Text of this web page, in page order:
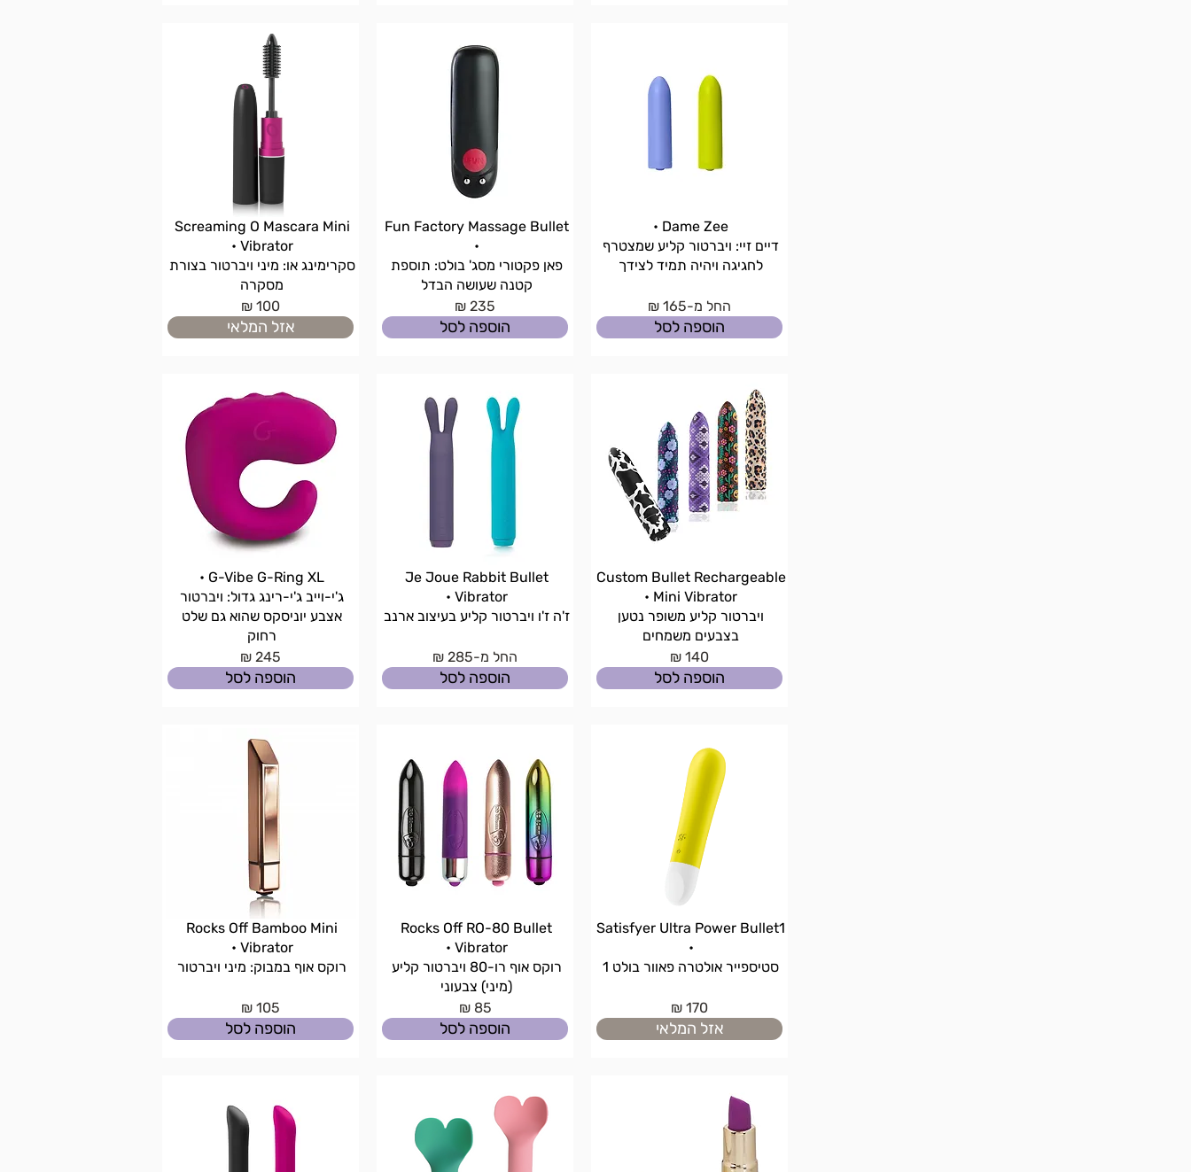
Dame Zee •
דיים זיי: ויברטור קליע שמצטרף
לחגיגה ויהיה תמיד לצידך
החל מ-165 ₪
הוספה לסל
Custom Bullet Rechargeable
Mini Vibrator •
ויברטור קליע משופר נטען
בצבעים משמחים
140 ₪
הוספה לסל
Satisfyer Ultra Power Bullet1
•
סטיספייר אולטרה פאוור בולט 1
170 ₪
אזל המלאי
Fun Factory Massage Bullet
•
פאן פקטורי מסג' בולט: תוספת
קטנה שעושה הבדל
235 ₪
הוספה לסל
Je Joue Rabbit Bullet
Vibrator •
ז'ה ז'ו ויברטור קליע בעיצוב ארנב
החל מ-285 ₪
הוספה לסל
Rocks Off RO-80 Bullet
Vibrator •
רוקס אוף רו-80 ויברטור קליע
(מיני) צבעוני
85 ₪
הוספה לסל
Screaming O Mascara Mini
Vibrator •
סקרימינג או: מיני ויברטור בצורת
מסקרה
100 ₪
אזל המלאי
G-Vibe G-Ring XL •
ג'י-וייב ג'י-רינג גדול: ויברטור
אצבע יוניסקס שהוא גם שלט
רחוק
245 ₪
הוספה לסל
Rocks Off Bamboo Mini
Vibrator •
רוקס אוף במבוק: מיני ויברטור
105 ₪
הוספה לסל